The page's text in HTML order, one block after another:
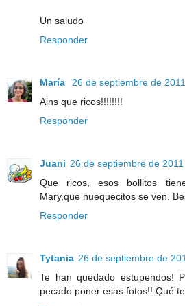
Un saludo
Responder
María
26 de septiembre de
Ains que ricos!!!!!!!!
Responder
Juani 26 de septiembre de
Que ricos, esos bollitos
Mary,que huequecitos se ven.
Responder
Tytania 26 de septiembre de
Te han quedado estupendos!
pecado poner esas fotos!! Qué